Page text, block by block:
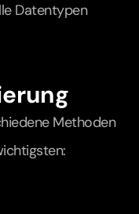
Datentypen
Methoden